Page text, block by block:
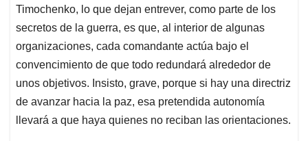
Timochenko, lo que dejan entrever, como parte de los
secretos de la guerra, es que, al interior de algunas
organizaciones, cada comandante actúa bajo el
convencimiento de que todo redundará alrededor de
unos objetivos. Insisto, grave, porque si hay una directriz
de avanzar hacia la paz, esa pretendida autonomía
llevará a que haya quienes no reciban las orientaciones.